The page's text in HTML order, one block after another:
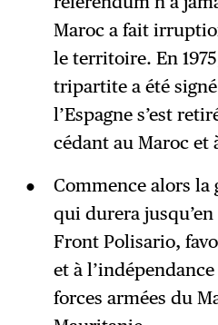
Maroc a fait
le territoire. En
tripartite a été
l’Espagne s’est
cédant au Maroc et
Commence alors la
qui durera jusqu’en
Front Polisario,
et à
forces armées du